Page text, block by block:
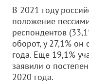
В 2021 году
положение
респондентов
оборот, у 27,1% он
года. Еще 19,1%
заявили о
2020 года.